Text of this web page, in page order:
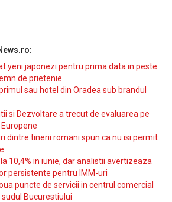
yeni japonezi pentru prima data in peste
de prietenie
sau hotel din Oradea sub brandul
si Dezvoltare a trecut de evaluarea pe
dintre tinerii romani spun ca nu isi permit
10,4% in iunie, dar analistii avertizeaza
persistente pentru IMM-uri
puncte de servicii in centrul comercial
Bucurestiului